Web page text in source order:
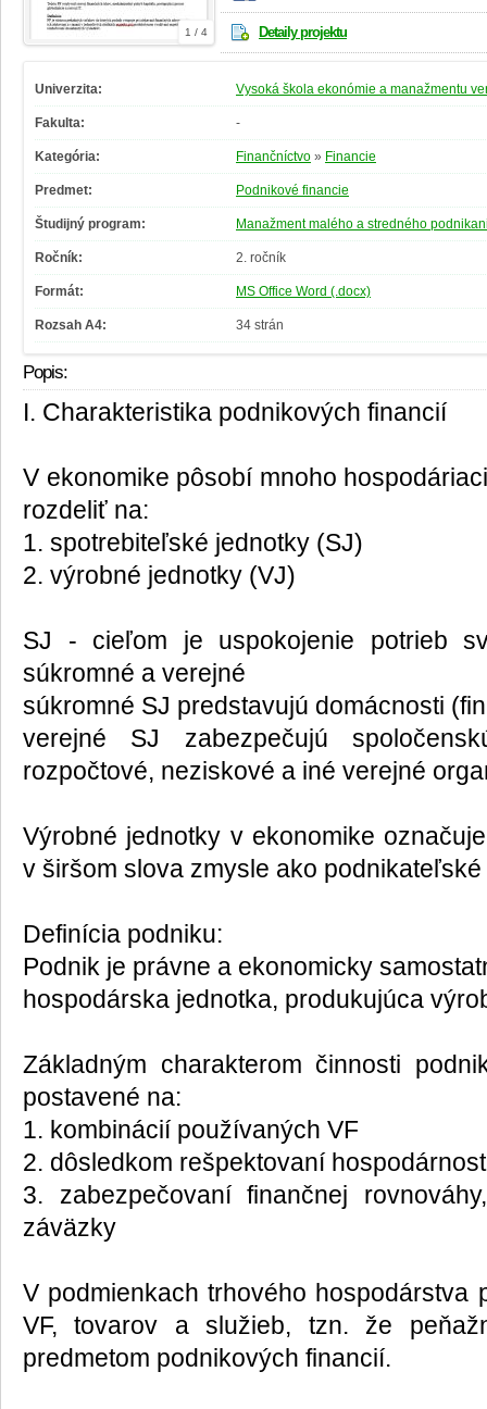
1 / 4 Detaily projektu
Univerzita: Vysoká škola ekonómie a manažmentu
Fakulta: -
Kategória: Finančníctvo » Financie
Predmet: Podnikové financie
Študijný program: Manažment malého a stredného
Ročník: 2. ročník
Formát: MS Office Word (.docx)
Rozsah A4: 34 strán
Popis:
I. Charakteristika podnikových financií
V ekonomike pôsobí mnoho
rozdeliť na:
1. spotrebiteľské jednotky (SJ)
2. výrobné jednotky (VJ)
SJ - cieľom je uspokojenie potrieb
súkromné a verejné
súkromné SJ predstavujú domácnosti
verejné SJ zabezpečujú
rozpočtové, neziskové a iné verejné
Výrobné jednotky v ekonomike
v širšom slova zmysle ako podnikateľské
Definícia podniku:
Podnik je právne a ekonomicky
hospodárska jednotka, produkujúca
Základným charakterom činnosti
postavené na:
1. kombinácií používaných VF
2. dôsledkom rešpektovaní
3. zabezpečovaní finančnej
záväzky
V podmienkach trhového hospodárstva
VF, tovarov a služieb, tzn. že
predmetom podnikových financií.